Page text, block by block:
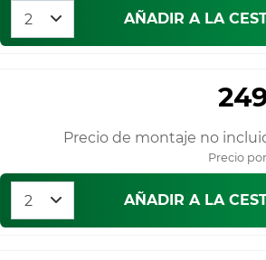
AÑADIR A LA
Precio de montaje no
Precio
AÑADIR A LA